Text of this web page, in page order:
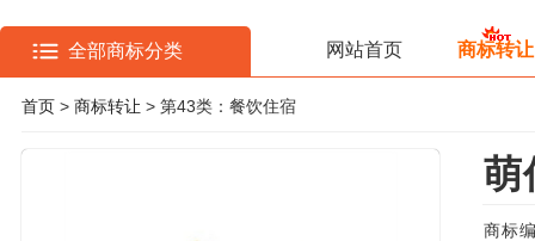
全部商标分类 网站首页 商标转让
首页 > 商标转让 > 第43类：餐饮住宿
萌
商标